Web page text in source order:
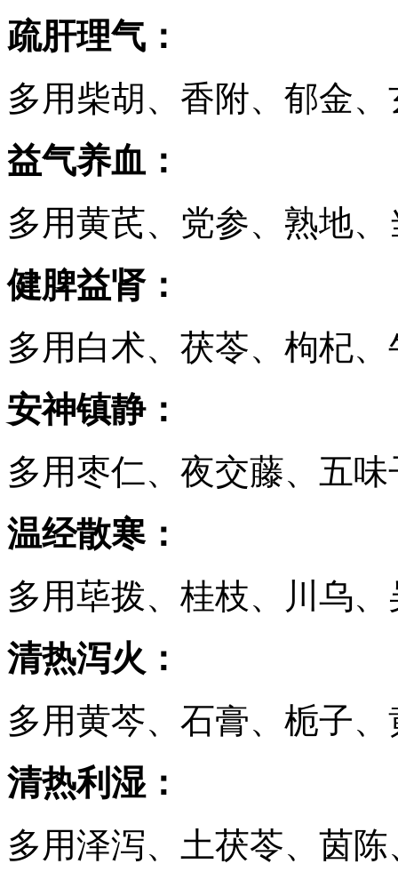
疏肝理气：
多用柴胡、香附、郁金
益气养血：
多用黄芪、党参、熟地
健脾益肾：
多用白术、茯苓、枸杞
安神镇静：
多用枣仁、夜交藤、五
温经散寒：
多用荜拨、桂枝、川乌
清热泻火：
多用黄芩、石膏、栀子
清热利湿：
多用泽泻、土茯苓、茵